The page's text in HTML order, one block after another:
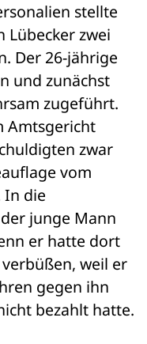
stellte
Lübecker zwei
Der 26-jährige
und zunächst
zugeführt.
Amtsgericht
zwar
vom
In die
junge Mann
er hatte dort
weil er
gegen ihn